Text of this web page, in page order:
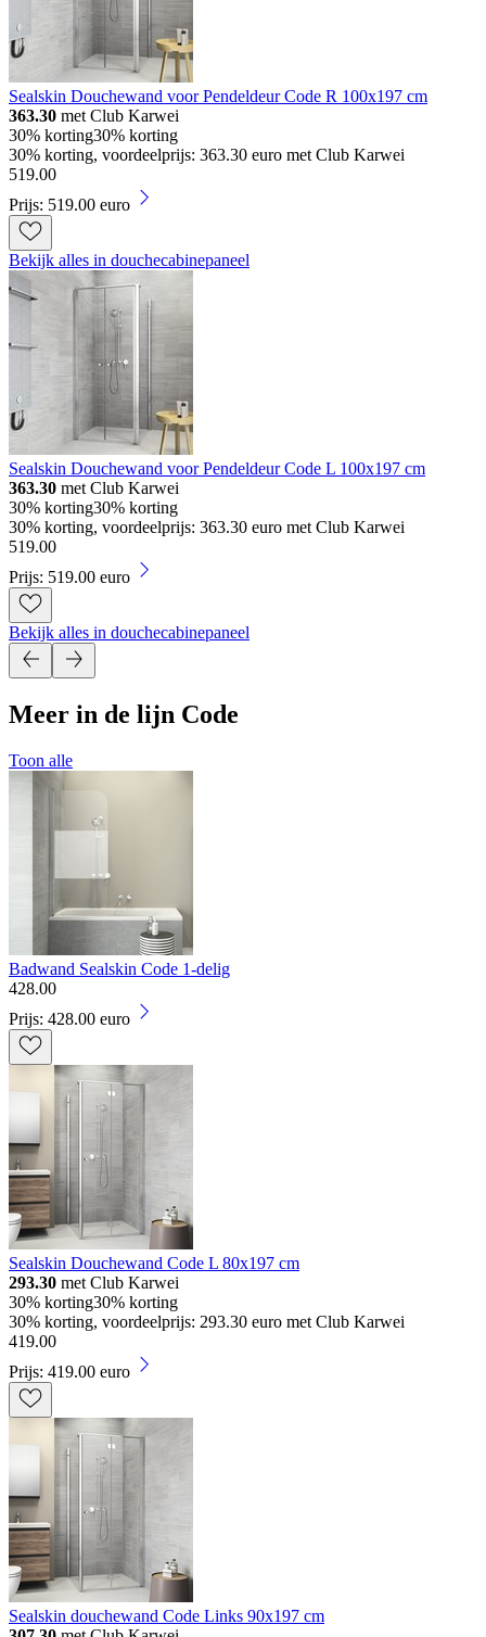
Sealskin Douchewand voor Pendeldeur Code R 100x197 cm
363.30 met Club Karwei
30% korting30% korting
30% korting, voordeelprijs: 363.30 euro met Club Karwei
519.00
Prijs: 519.00 euro
Bekijk alles in douchecabinepaneel
Sealskin Douchewand voor Pendeldeur Code L 100x197 cm
363.30 met Club Karwei
30% korting30% korting
30% korting, voordeelprijs: 363.30 euro met Club Karwei
519.00
Prijs: 519.00 euro
Bekijk alles in douchecabinepaneel
Meer in de lijn Code
Toon alle
Badwand Sealskin Code 1-delig
428.00
Prijs: 428.00 euro
Sealskin Douchewand Code L 80x197 cm
293.30 met Club Karwei
30% korting30% korting
30% korting, voordeelprijs: 293.30 euro met Club Karwei
419.00
Prijs: 419.00 euro
Sealskin douchewand Code Links 90x197 cm